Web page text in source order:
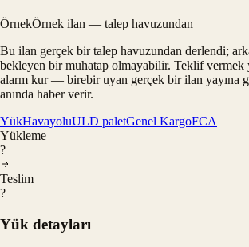
ÖrnekÖrnek ilan — talep havuzundan
Bu ilan gerçek bir talep havuzundan derlendi;
bekleyen bir muhatap olmayabilir. Teklif vermek
alarm kur — birebir uyan gerçek bir ilan yayına
anında haber verir.
YükHavayoluULD paletGenel KargoFCA
Yükleme
?
Teslim
?
Yük detayları